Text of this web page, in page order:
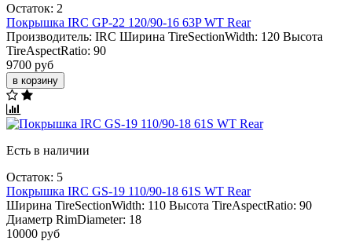
Остаток: 2
Покрышка IRC GP-22 120/90-16 63P WT Rear
Производитель: IRC Ширина TireSectionWidth: 120 Высота
TireAspectRatio: 90
9700 руб
в корзину
Есть в наличии
Остаток: 5
Покрышка IRC GS-19 110/90-18 61S WT Rear
Ширина TireSectionWidth: 110 Высота TireAspectRatio: 90
Диаметр RimDiameter: 18
10000 руб